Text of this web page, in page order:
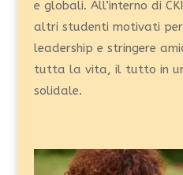
e globali. All’interno di
altri studenti motivati
leadership e stringere
tutta la vita, il tutto in un
solidale.